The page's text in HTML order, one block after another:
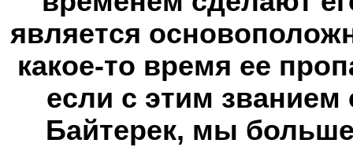
является
какое-то время ее
если с этим
Байтерек, мы